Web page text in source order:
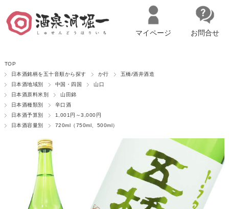
マイページへログイン
マイページ お問合せ
TOP
日本酒銘柄を五十音順から探す
か行
五橋/酒井酒造
日本酒地域別
中国・四国
山口
日本酒原料米別
山田錦
日本酒種類別
辛口酒
日本酒予算別
1,001円～3,000円
日本酒容量別
720ml（750ml、500ml）